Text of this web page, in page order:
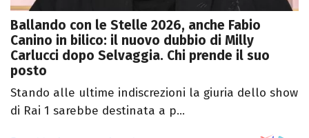
Ballando con le Stelle 2026, anche Fabio
Canino in bilico: il nuovo dubbio di Milly
Carlucci dopo Selvaggia. Chi prende il suo
posto
Stando alle ultime indiscrezioni la giuria dello show
di Rai 1 sarebbe destinata a p...